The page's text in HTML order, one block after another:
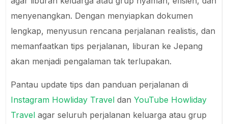
menyenangkan. Dengan menyiapkan dokumen
lengkap, menyusun rencana perjalanan realistis, dan
memanfaatkan tips perjalanan, liburan ke Jepang
akan menjadi pengalaman tak terlupakan.
Pantau update tips dan panduan perjalanan di
Instagram Howliday Travel danYouTube Howliday
Travel agar seluruh perjalanan keluarga atau grup